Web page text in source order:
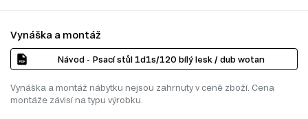
Vynáška a montáž
Návod - Psací stůl 1d1s/120 bílý lesk / dub wotan
Vynáška a montáž nábytku nejsou zahrnuty v ceně zboží. Cena
montáže závisí na typu výrobku.